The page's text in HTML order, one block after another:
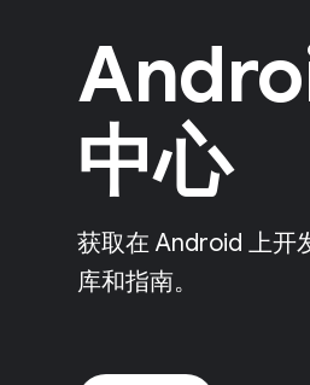
中心
获取在 Android 上开
库和指南。